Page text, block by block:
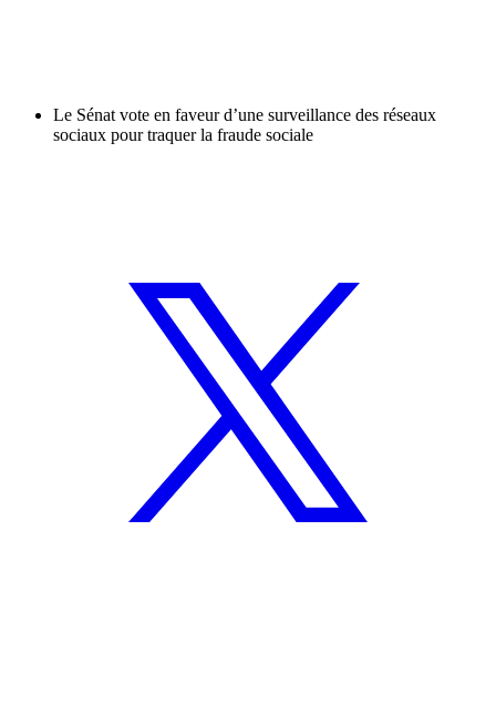
Le Sénat vote en faveur d’une surveillance des réseaux
sociaux pour traquer la fraude sociale